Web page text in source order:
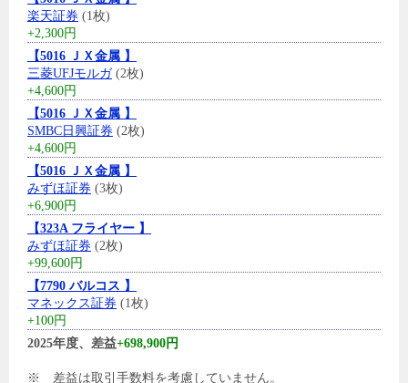
楽天証券 (1枚)
+2,300円
【5016 ＪＸ金属 】
三菱UFJモルガ(2枚)
+4,600円
【5016 ＪＸ金属 】
SMBC日興証券 (2枚)
+4,600円
【5016 ＪＸ金属 】
みずほ証券 (3枚)
+6,900円
【323A フライヤー 】
みずほ証券 (2枚)
+99,600円
【7790 バルコス 】
マネックス証券 (1枚)
+100円
2025年度、差益+698,900円
※ 差益は取引手数料を考慮していません。